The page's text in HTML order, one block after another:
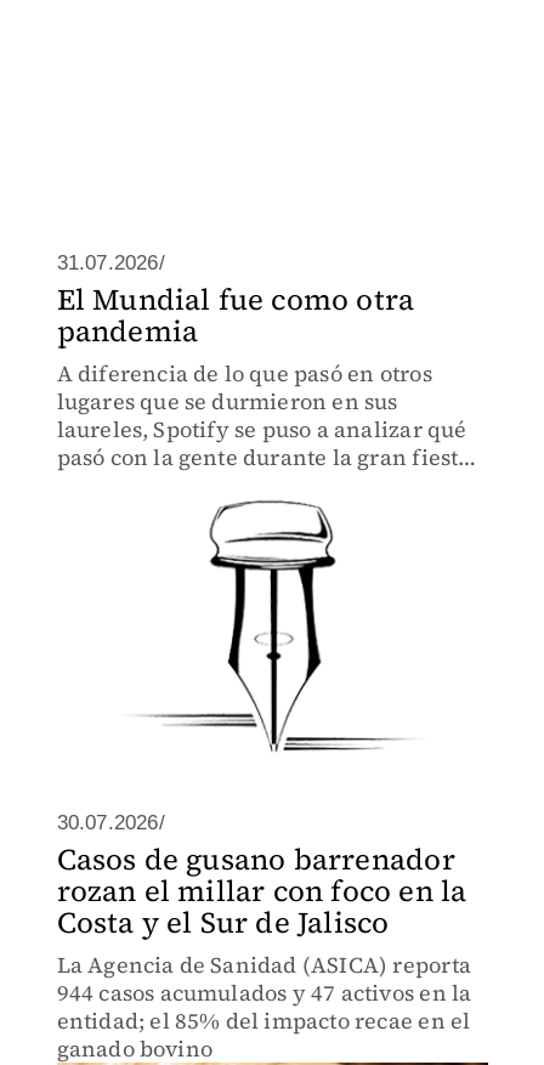
31.07.2026/
El Mundial fue como otra
pandemia
A diferencia de lo que pasó en otros
lugares que se durmieron en sus
laureles, Spotify se puso a analizar qué
pasó con la gente durante la gran fiesta
30.07.2026/
Casos de gusano barrenador
rozan el millar con foco en la
Costa y el Sur de Jalisco
La Agencia de Sanidad (ASICA) reporta
944 casos acumulados y 47 activos en la
entidad; el 85% del impacto recae en el
ganado bovino